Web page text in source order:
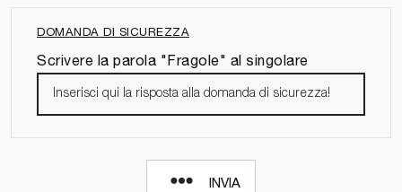
DOMANDA DI SICUREZZA
Scrivere la parola "Fragole" al singolare
INVIA